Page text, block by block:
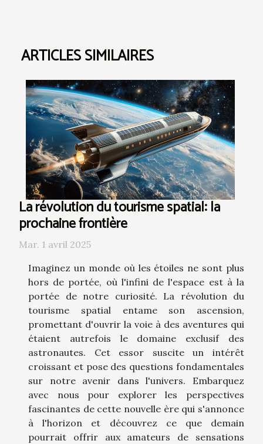
ARTICLES SIMILAIRES
La révolution du tourisme spatial: la
prochaine frontière
Mar. 1 avril 2025
Imaginez un monde où les étoiles ne sont plus
hors de portée, où l'infini de l'espace est à la
portée de notre curiosité. La révolution du
tourisme spatial entame son ascension,
promettant d'ouvrir la voie à des aventures qui
étaient autrefois le domaine exclusif des
astronautes. Cet essor suscite un intérêt
croissant et pose des questions fondamentales
sur notre avenir dans l'univers. Embarquez
avec nous pour explorer les perspectives
fascinantes de cette nouvelle ère qui s'annonce
à l'horizon et découvrez ce que demain
pourrait offrir aux amateurs de sensations